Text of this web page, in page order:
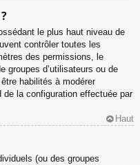
le plus haut niveau de
contrôler toutes les
des permissions, le
groupes d’utilisateurs ou de
habilités à modérer
de la configuration effectuée par
Haut
(ou des groupes